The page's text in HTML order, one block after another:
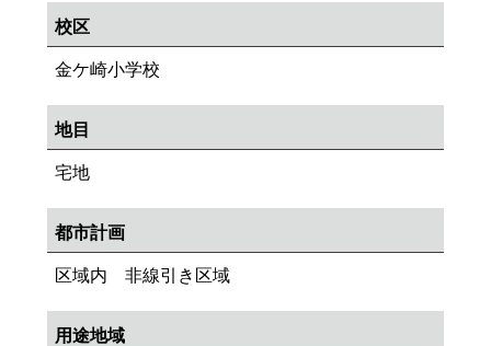
校区
金ケ崎小学校
地目
宅地
都市計画
区域内 非線引き区域
用途地域